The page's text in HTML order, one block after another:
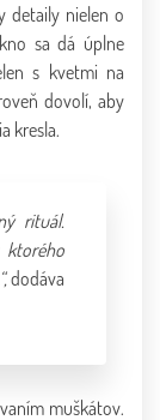
detaily nielen o
sa dá úplne
s kvetmi na
dovolí, aby
kresla.
rituál.
dodáva
muškátov.